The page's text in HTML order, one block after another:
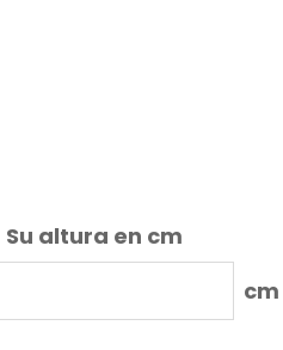
Su altura en cm
cm